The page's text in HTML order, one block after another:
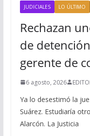
JUDICIALES LO ÚLTIMO
Rechazan
de
gerente de
6 agosto, 2026
Ya lo desestimó la
Suárez. Estudiaría
Alarcón. La Justicia